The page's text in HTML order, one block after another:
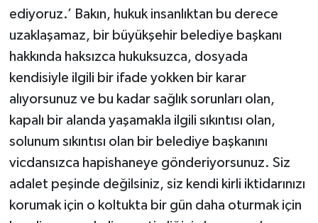
ediyoruz.’ Bakın, hukuk insanlıktan bu derece
uzaklaşamaz, bir büyükşehir belediye başkanı
hakkında haksızca hukuksuzca, dosyada
kendisiyle ilgili bir ifade yokken bir karar
alıyorsunuz ve bu kadar sağlık sorunları olan,
kapalı bir alanda yaşamakla ilgili sıkıntısı olan,
solunum sıkıntısı olan bir belediye başkanını
vicdansızca hapishaneye gönderiyorsunuz. Siz
adalet peşinde değilsiniz, siz kendi kirli iktidarınızı
korumak için o koltukta bir gün daha oturmak için